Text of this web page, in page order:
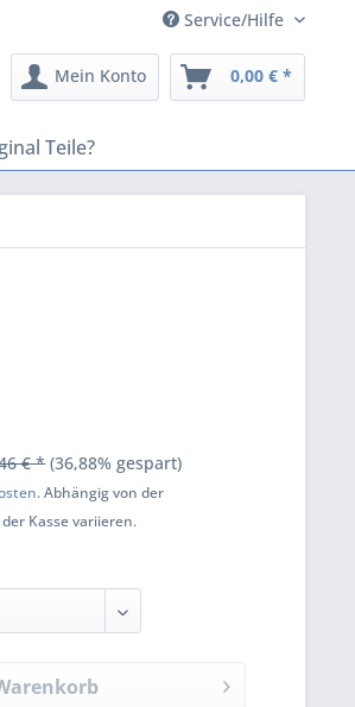
Service/Hilfe
Mein Konto 0,00 € *
Teile?
€ * (36,88% gespart)
. Abhängig von der
Kasse variieren.